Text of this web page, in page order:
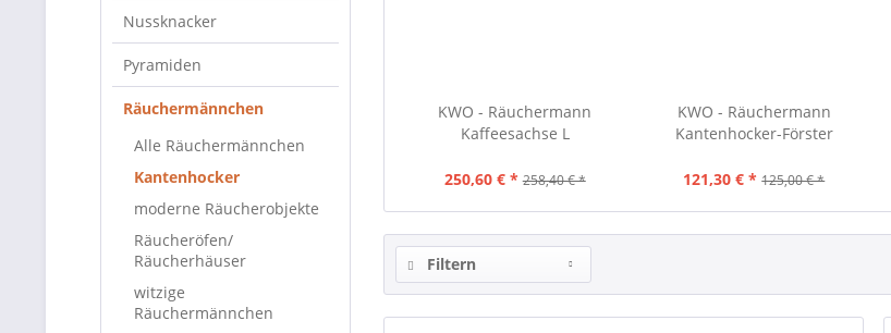
Nussknacker
Pyramiden
Räuchermännchen
Alle Räuchermännchen
Kantenhocker
moderne Räucherobjekte
Räucheröfen/
Räucherhäuser
witzige
Räuchermännchen
KWO - Räuchermann
Kaffeesachse L
250,60 € * 258,40 € *
KWO - Räuchermann
Kantenhocker-Förster
121,30 € * 125,00 € *
Filtern